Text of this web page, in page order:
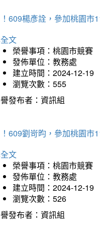
609楊彥詮，參加桃園市
文
榮譽事項：桃園市競賽
發佈單位：教務處
建立時間：2024-12-19
瀏覽次數：555
發布者：資訊組
609劉岢昀，參加桃園市
文
榮譽事項：桃園市競賽
發佈單位：教務處
建立時間：2024-12-19
瀏覽次數：526
發布者：資訊組